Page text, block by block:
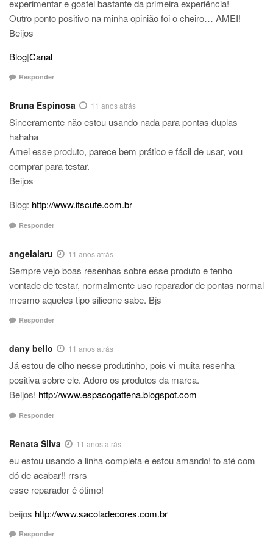
experimentar e gostei bastante da primeira experiência!
Outro ponto positivo na minha opinião foi o cheiro… AMEI!
Beijos
Blog|Canal
Responder
Bruna Espinosa 11 anos atrás
Sinceramente não estou usando nada para pontas duplas
hahaha
Amei esse produto, parece bem prático e fácil de usar, vou
comprar para testar.
Beijos
Blog: http://www.itscute.com.br
Responder
angelaiaru 11 anos atrás
Sempre vejo boas resenhas sobre esse produto e tenho
vontade de testar, normalmente uso reparador de pontas normal
mesmo aqueles tipo silicone sabe. Bjs
Responder
dany bello 11 anos atrás
Já estou de olho nesse produtinho, pois vi muita resenha
positiva sobre ele. Adoro os produtos da marca.
Beijos! http://www.espacogattena.blogspot.com
Responder
Renata Silva 11 anos atrás
eu estou usando a linha completa e estou amando! to até com
dó de acabar!! rrsrs
esse reparador é ótimo!
beijos http://www.sacoladecores.com.br
Responder